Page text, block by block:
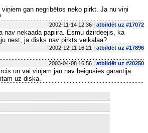
gan negribētos neko pirkt. Ja nu viņi
2002-11-14 12:36 | atbildēt uz #17072
nav nekaada papiira. Esmu dzirdeejis, ka
nest, ja disks nav pirkts veikalaa?
2002-12-11 16:21 | atbildēt uz #17896
2003-04-08 16:56 | atbildēt uz #20250
un vai vinjam jau nav beigusies garantija.
uz diska.